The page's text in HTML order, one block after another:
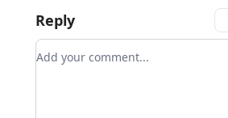
Reply
Add your comment